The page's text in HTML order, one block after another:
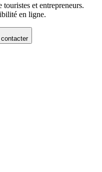
et entrepreneurs.
en ligne.
contacter